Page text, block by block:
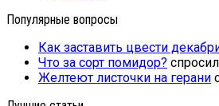
Популярные вопросы
Как заставить цвести
Что за сорт помидор?
Желтеют листочки на герани